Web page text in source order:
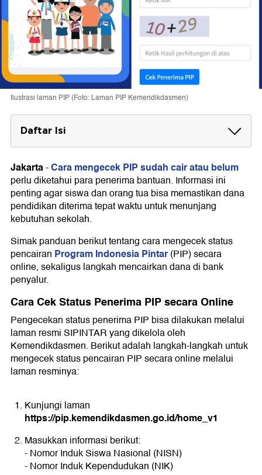
Ilustrasi laman PIP (Foto: Laman PIP Kemendikdasmen)
Daftar Isi
Cara Cek Status Penerima PIP secara
Online
Prosedur Pencairan Dana di Bank Penyalur
Jakarta-Cara mengecek PIP sudah cair atau belum
perlu diketahui para penerima bantuan. Informasi ini
penting agar siswa dan orang tua bisa memastikan dana
pendidikan diterima tepat waktu untuk menunjang
kebutuhan sekolah.
Simak panduan berikut tentang cara mengecek status
pencairan Program Indonesia Pintar(PIP) secara
online, sekaligus langkah mencairkan dana di bank
penyalur.
Cara Cek Status Penerima PIP secara Online
Pengecekan status penerima PIP bisa dilakukan melalui
laman resmi SIPINTAR yang dikelola oleh
Kemendikdasmen. Berikut adalah langkah-langkah untuk
mengecek status pencairan PIP secara online melalui
laman resminya:
Kunjungi laman
https://pip.kemendikdasmen.go.id/home_v1
Masukkan informasi berikut:
- Nomor Induk Siswa Nasional (NISN)
- Nomor Induk Kependudukan (NIK)